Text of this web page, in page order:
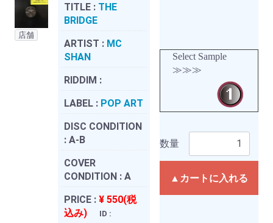
店舗
TITLE : THE
BRIDGE
ARTIST : MC
SHAN
RIDDIM :
LABEL : POP ART
DISC CONDITION
: A-B
COVER
CONDITION : A
PRICE : ¥ 550(税
込み)
ID :
Select Sample
≫≫≫
数量
▲カートに入れる